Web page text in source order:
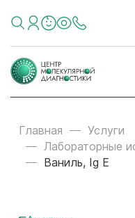
Главная
Услуги
Лабораторные
Ваниль, Ig E